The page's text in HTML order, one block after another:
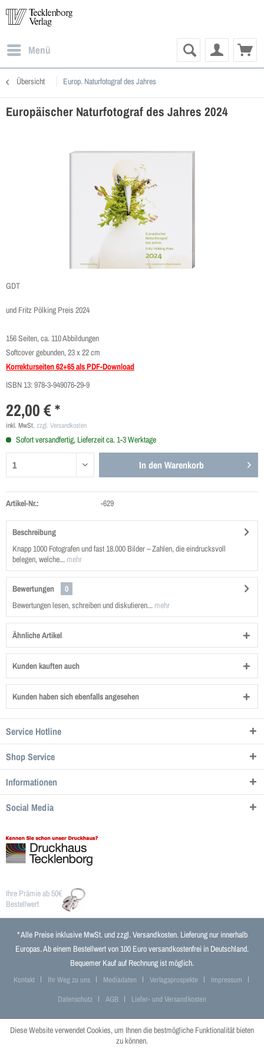
Menü
Übersicht Europ. Naturfotograf des Jahres
Europäischer Naturfotograf des Jahres 2024
GDT
und Fritz Pölking Preis 2024
156 Seiten, ca. 110 Abbildungen
Softcover gebunden, 23 x 22 cm
Korrekturseiten 62+65 als PDF-Download
ISBN 13:978-3-949076-29-9
22,00 € *
inkl. MwSt. zzgl. Versandkosten
Sofort versandfertig, Lieferzeit ca. 1-3 Werktage
In den Warenkorb
Artikel-Nr.: -629
Beschreibung
Knapp 1000 Fotografen und fast 18.000 Bilder – Zahlen, die eindrucksvoll
belegen, welche... mehr
Bewertungen
0
Bewertungen lesen, schreiben und diskutieren... mehr
Ähnliche Artikel
Kunden kauften auch
Kunden haben sich ebenfalls angesehen
Service Hotline
Shop Service
Informationen
Social Media
Ihre Prämie ab 50€
Bestellwert
* Alle Preise inklusive MwSt. und zzgl.Versandkosten. Lieferung nur innerhalb
Europas. Ab einem Bestellwert von 100 Euro versandkostenfrei in Deutschland.
Bequemer Kauf auf Rechnung ist möglich.
Kontakt Ihr Weg zu uns Mediadaten Verlagsprospekte
Impressum
Datenschutz
AGB Liefer- und Versandkosten
Diese Website verwendet Cookies, um Ihnen die bestmögliche Funktionalität bieten
zu können.